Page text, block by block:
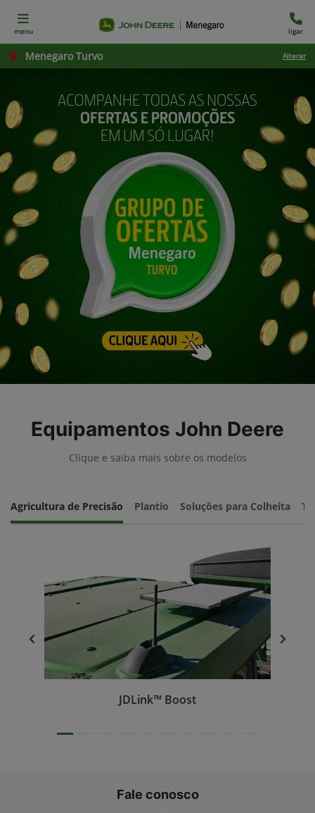
menu ligar
Menegaro Turvo Alterar
Equipamentos John Deere
Clique e saiba mais sobre os modelos
Agricultura de Precisão Plantio Soluções para Colheita
JDLink™ Boost
Fale conosco